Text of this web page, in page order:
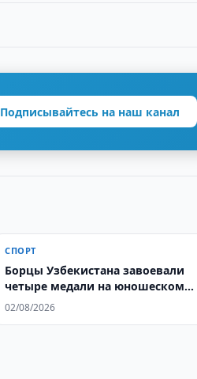
Подписывайтесь на наш канал
СПОРТ
Борцы Узбекистана завоевали
четыре медали на юношеском
чемпионате мира
02/08/2026